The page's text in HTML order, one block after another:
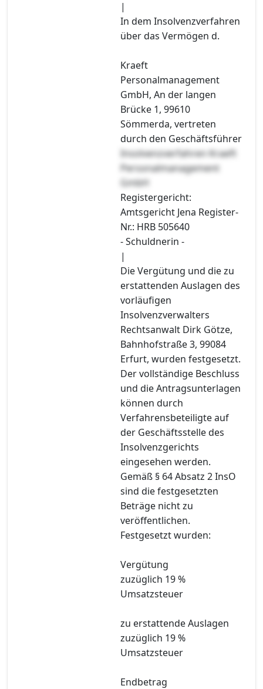
|
In dem Insolvenzverfahren
über das Vermögen d.
Kraeft
Personalmanagement
GmbH, An der langen
Brücke 1, 99610
Sömmerda, vertreten
durch den Geschäftsführer
Insolvenzverfahren Kraeft
Personalmanagement
GmbH
Registergericht:
Amtsgericht Jena Register-
Nr.: HRB 505640
- Schuldnerin -
|
Die Vergütung und die zu
erstattenden Auslagen des
vorläufigen
Insolvenzverwalters
Rechtsanwalt Dirk Götze,
Bahnhofstraße 3, 99084
Erfurt, wurden festgesetzt.
Der vollständige Beschluss
und die Antragsunterlagen
können durch
Verfahrensbeteiligte auf
der Geschäftsstelle des
Insolvenzgerichts
eingesehen werden.
Gemäß § 64 Absatz 2 InsO
sind die festgesetzten
Beträge nicht zu
veröffentlichen.
Festgesetzt wurden:
Vergütung
zuzüglich 19 %
Umsatzsteuer
zu erstattende Auslagen
zuzüglich 19 %
Umsatzsteuer
Endbetrag